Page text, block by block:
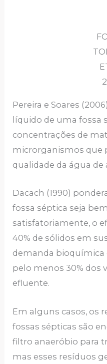
Pereira e Soares
líquido de uma fossa
concentrações de
microrganismos que
qualidade da água
Dacach (1990)
fossa séptica seja
satisfatoriamente, o
40% de sólidos em
demanda bioquímica
pelo menos 30% dos
efluente.
Em alguns casos, os
fossas sépticas são
filtro anaeróbio para
mas esses resíduos